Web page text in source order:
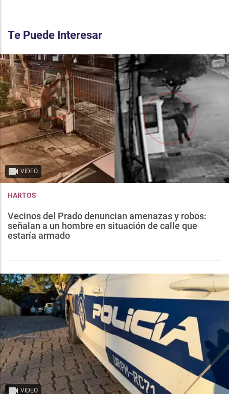
Te Puede Interesar
VIDEO
HARTOS
Vecinos del Prado denuncian amenazas y robos:
señalan a un hombre en situación de calle que
estaría armado
VIDEO